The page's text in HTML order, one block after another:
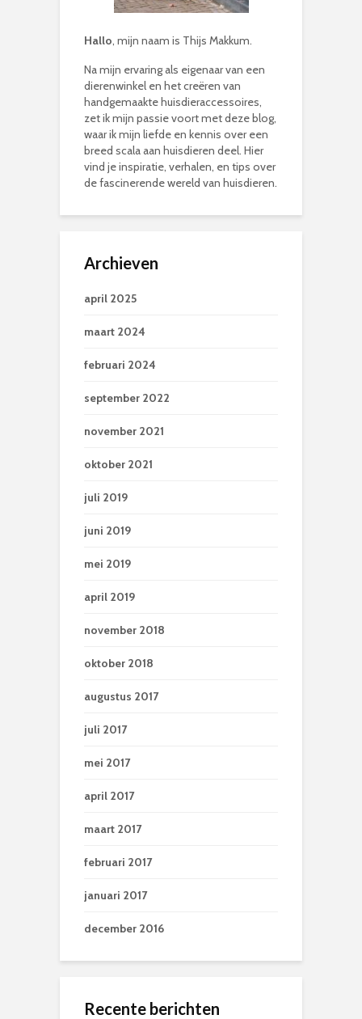
Hallo, mijn naam is Thijs Makkum.
Na mijn ervaring als eigenaar van een
dierenwinkel en het creëren van
handgemaakte huisdieraccessoires,
zet ik mijn passie voort met deze blog,
waar ik mijn liefde en kennis over een
breed scala aan huisdieren deel. Hier
vind je inspiratie, verhalen, en tips over
de fascinerende wereld van huisdieren.
Archieven
april 2025
maart 2024
februari 2024
september 2022
november 2021
oktober 2021
juli 2019
juni 2019
mei 2019
april 2019
november 2018
oktober 2018
augustus 2017
juli 2017
mei 2017
april 2017
maart 2017
februari 2017
januari 2017
december 2016
Recente berichten